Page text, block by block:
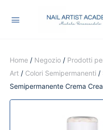
Home / Negozio / Prodotti
Art / Colori Semipermanenti /
Semipermanente Crema